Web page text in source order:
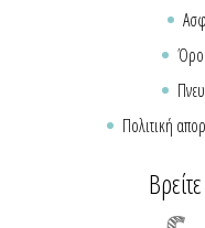
Πολιτική